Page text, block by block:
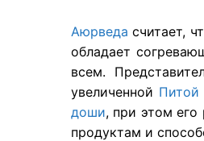
Аюрведа считает,
обладает
всем.
увеличенной Питой
доши, при этом его
продуктам и